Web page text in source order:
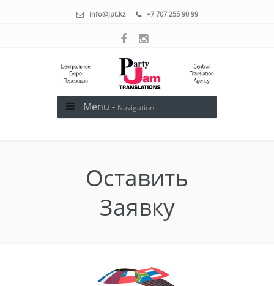
info@jpt.kz +7 707 255 90 99
Menu - Navigation
Оставить
Заявку